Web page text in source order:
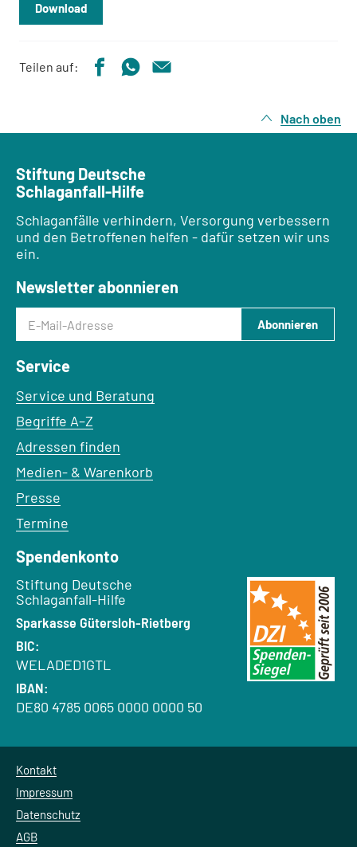
Download
Teilen auf:
Nach oben
Stiftung Deutsche
Schlaganfall-Hilfe
Schlaganfälle verhindern, Versorgung verbessern
und den Betroffenen helfen - dafür setzen wir uns
ein.
Newsletter abonnieren
E-Mail-Adresse
Abonnieren
Service
Service und Beratung
Begriffe A–Z
Adressen finden
Medien- & Warenkorb
Presse
Termine
Spendenkonto
Empfänger:
Stiftung Deutsche
Schlaganfall-Hilfe
Bank:
Sparkasse Gütersloh-Rietberg
BIC:
WELADED1GTL
IBAN:
DE80 4785 0065 0000 0000 50
Kontakt
Impressum
Datenschutz
AGB